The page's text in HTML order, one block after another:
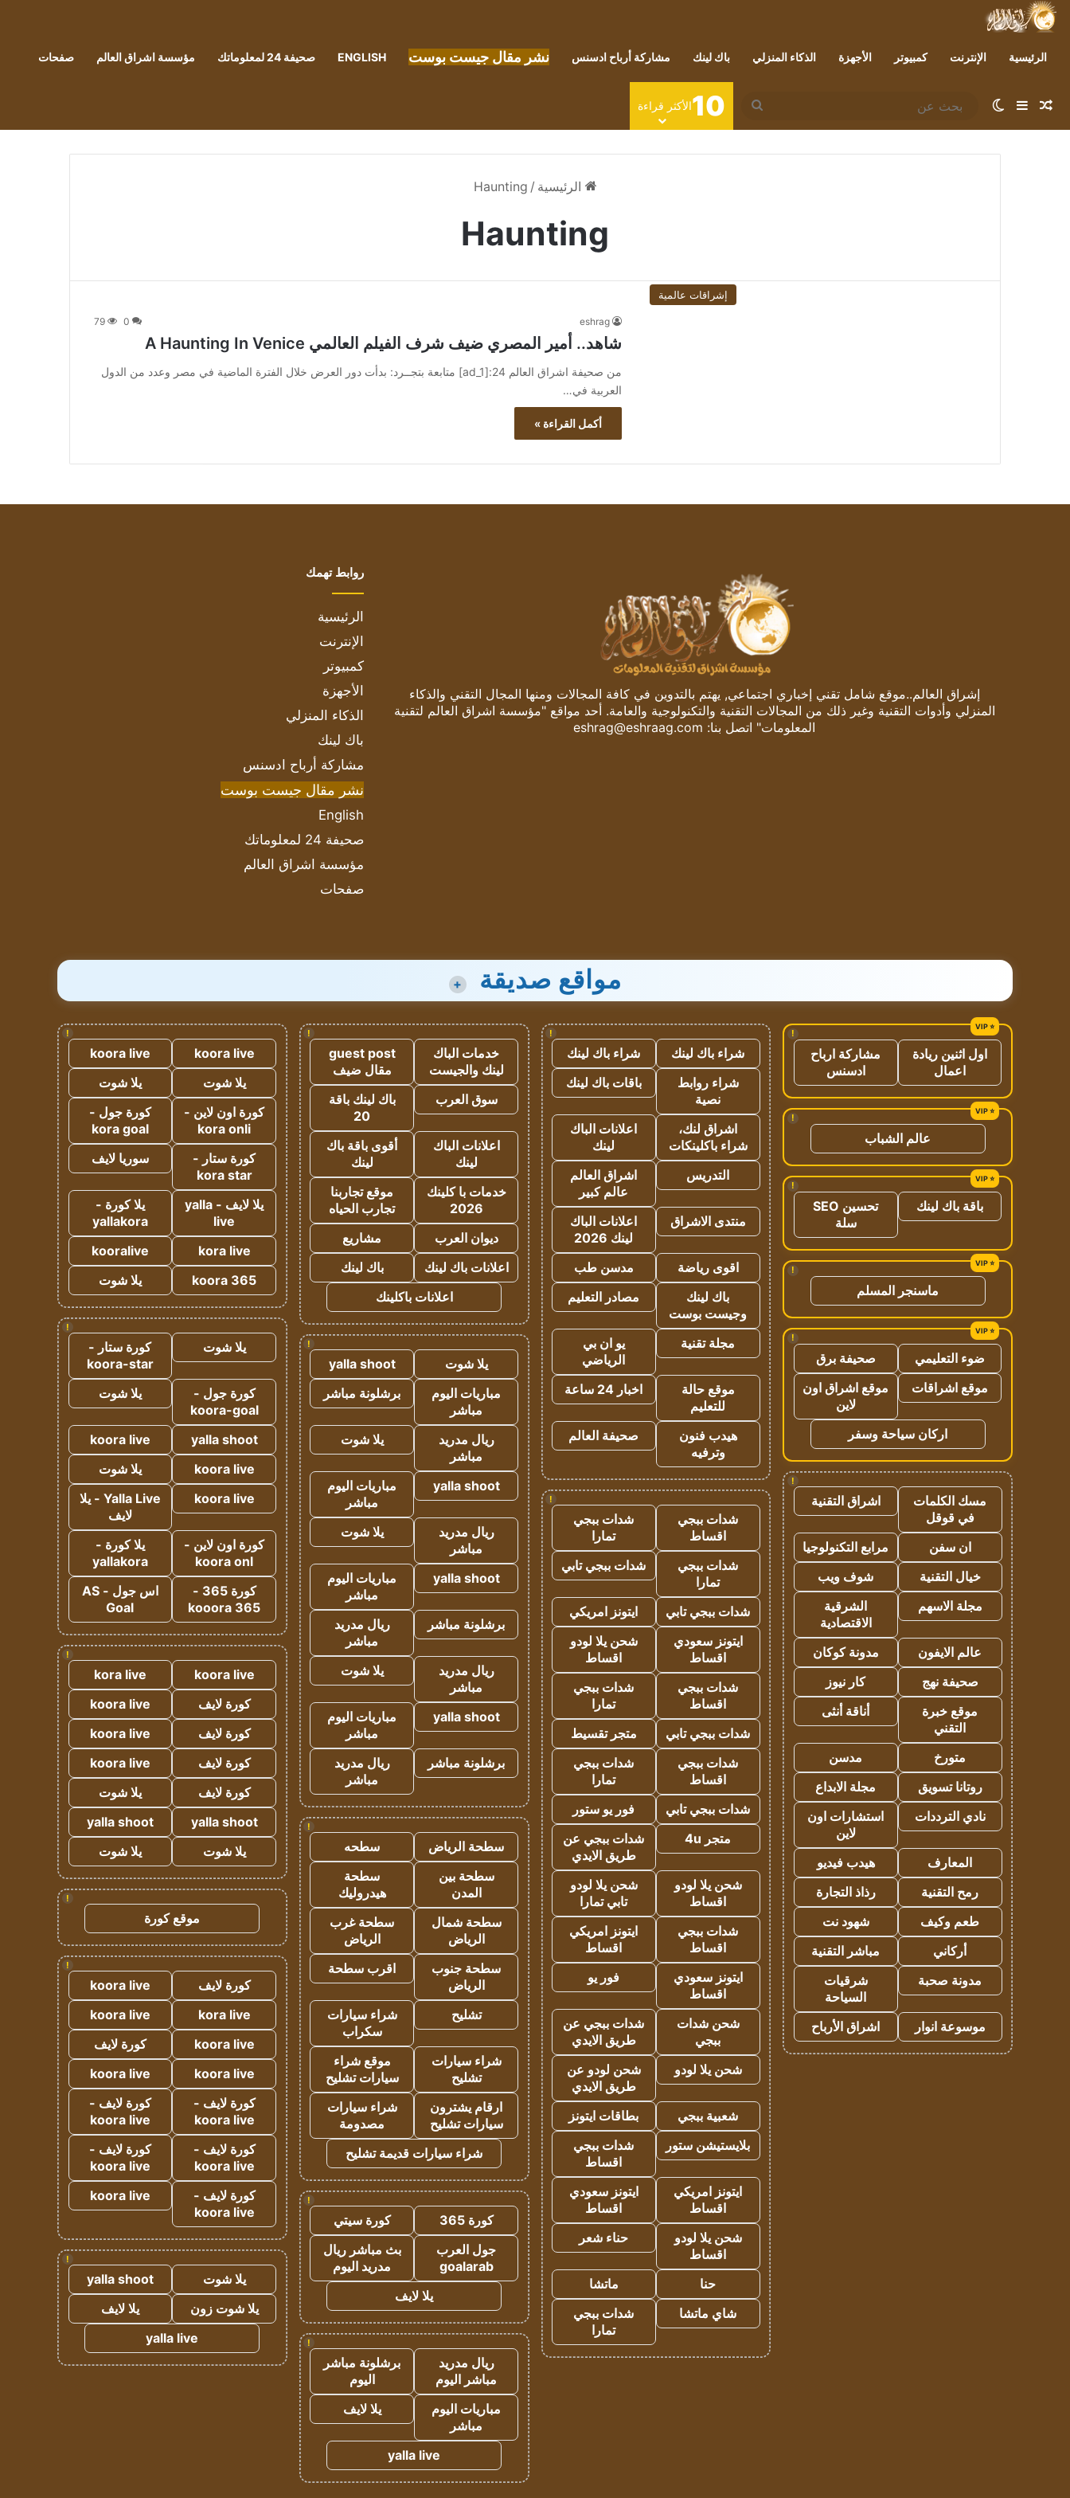
الرئيسية الإنترنت كمبيوتر الأجهزة الذكاء المنزلي باك لينك مشاركة أرباح ادسنس نشر مقال جيست بوست ENGLISH صحيفة 24 لمعلوماتك مؤسسة اشراق العالم صفحات
مقال عشوائي
إضافة عمود جانبي
الوضع المظلم
بحث
عن
10الأكثر قراءة
الرئيسية /
Haunting
Haunting
إشراقات عالمية
eshrag
0
79
شاهد.. أمير المصري ضيف شرف الفيلم العالمي A Haunting In Venice
من صحيفة اشراق العالم 24:[ad_1] متابعة بتجــرد: بدأت دور العرض خلال الفترة الماضية في مصر وعدد من الدول
العربية في…
أكمل القراءة »
إشراق العالم..موقع شامل تقني إخباري اجتماعي, يهتم بالتدوين في كافة المجالات ومنها المجال التقني والذكاء
المنزلي وأدوات التقنية وغير ذلك من المجالات التقنية والتكنولوجية والعامة. أحد مواقع "مؤسسة اشراق العالم لتقنية
المعلومات" اتصل بنا: eshrag@eshraag.com
روابط تهمك
الرئيسية
الإنترنت
كمبيوتر
الأجهزة
الذكاء المنزلي
باك لينك
مشاركة أرباح ادسنس
نشر مقال جيست بوست
English
صحيفة 24 لمعلوماتك
مؤسسة اشراق العالم
صفحات
مواقع صديقة +
!
اول اثنين ريادة
اعمال
مشاركة ارباح
ادسنس
!
عالم الشباب
!
باقة باك لينك
تحسين SEO
سلة
!
ماسنجر المسلم
!
ضوء التعليمي
صحيفة برق
موقع اشراقات
موقع اشراق اون
لاين
اركان سياحة وسفر
!
مسك الكلمات
في قوقل
اشراق التقنية
ان سفن
مرابع التكنولوجيا
خيال التقنية
شوف ويب
مجلة الاسهم
الشرقية
الاقتصادية
عالم الايفون
مدونة كوكان
صحيفة نهج
كار نيوز
موقع خبرة
التقني
أناقة أنثى
متورخ
مدسن
روتانا تسويق
مجلة الابداع
نادي الترددات
استشارات اون
لاين
المعارف
هيدب فيديو
رمح التقنية
رذاذ التجارة
طعم وكيف
شهود نت
أركاني
مباشر التقنية
مدونة صحبة
شرقيات
السياحة
موسوعة انوار
اشراق الأرباح
!
شراء باك لينك
شراء باك لينك
شراء روابط
نصية
باقات باك لينك
اشراق لنك،
شراء باكلينكات
اعلانات الباك
لينك
التدريس
اشراق العالم
عالم كبير
منتدى الاشراق
اعلانات الباك
لينك 2026
اقوى رياضة
مدسن طب
باك لينك
وجيست بوست
مصادر التعليم
مجلة تقنية
يو ان بي
الرياضي
موقع حالة
للتعليم
اخبار 24 ساعة
هيدب فنون
وترفيه
صحيفة العالم
!
شدات ببجي
اقساط
شدات ببجي
تمارا
شدات ببجي
تمارا
شدات ببجي تابي
شدات ببجي تابي
ايتونز امريكي
ايتونز سعودي
اقساط
شحن يلا لودو
اقساط
شدات ببجي
اقساط
شدات ببجي
تمارا
شدات ببجي تابي
متجر تقسيط
شدات ببجي
اقساط
شدات ببجي
تمارا
شدات ببجي تابي
فور يو ستور
متجر 4u
شدات ببجي عن
طريق الايدي
شحن يلا لودو
اقساط
شحن يلا لودو
تابي تمارا
شدات ببجي
اقساط
ايتونز امريكي
اقساط
ايتونز سعودي
اقساط
فور يو
شحن شدات
ببجي
شدات ببجي عن
طريق الايدي
شحن يلا لودو
شحن لودو عن
طريق الايدي
شعبية ببجي
بطاقات ايتونز
بلايستيشن ستور
شدات ببجي
اقساط
ايتونز امريكي
اقساط
ايتونز سعودي
اقساط
شحن يلا لودو
اقساط
حناء شعر
حنا
ماتشا
شاي ماتشا
شدات ببجي
تمارا
!
خدمات الباك
لينك والجيست
guest post
مقال ضيف
سوق العرب
باك لينك باقة
20
اعلانات الباك
لينك
أقوى باقة باك
لينك
خدمات با كلينك
2026
موقع تجاربنا
تجارب الحياه
ديوان العرب
مشاريع
اعلانات باك لينك
باك لينك
اعلانات باكلينك
!
يلا شوت
yalla shoot
مباريات اليوم
مباشر
برشلونة مباشر
ريال مدريد
مباشر
يلا شوت
yalla shoot
مباريات اليوم
مباشر
ريال مدريد
مباشر
يلا شوت
yalla shoot
مباريات اليوم
مباشر
برشلونة مباشر
ريال مدريد
مباشر
ريال مدريد
مباشر
يلا شوت
yalla shoot
مباريات اليوم
مباشر
برشلونة مباشر
ريال مدريد
مباشر
!
سطحة الرياض
سطحه
سطحة بين
المدن
سطحة
هيدروليك
سطحة شمال
الرياض
سطحة غرب
الرياض
سطحة جنوب
الرياض
اقرب سطحة
تشليح
شراء سيارات
سكراب
شراء سيارات
تشليح
موقع شراء
سيارات تشليح
ارقام يشترون
سيارات تشليح
شراء سيارات
مصدومة
شراء سيارات قديمة تشليح
!
كورة 365
كورة سيتي
جول العرب
goalarab
بث مباشر ريال
مدريد اليوم
يلا لايف
!
ريال مدريد
مباشر اليوم
برشلونة مباشر
اليوم
مباريات اليوم
مباشر
يلا لايف
yalla live
!
koora live
koora live
يلا شوت
يلا شوت
كورة اون لاين -
kora onli
كورة جول -
kora goal
كورة ستار -
kora star
سوريا لايف
يلا لايف - yalla
live
يلا كورة -
yallakora
kora live
kooralive
koora 365
يلا شوت
!
يلا شوت
كورة ستار -
koora-star
كورة جول -
koora-goal
يلا شوت
yalla shoot
koora live
koora live
يلا شوت
koora live
Yalla Live - يلا
لايف
كورة اون لاين -
koora onl
يلا كورة -
yallakora
كورة 365 -
kooora 365
اس جول - AS
Goal
!
koora live
kora live
كورة لايف
koora live
كورة لايف
koora live
كورة لايف
koora live
كورة لايف
يلا شوت
yalla shoot
yalla shoot
يلا شوت
يلا شوت
!
موقع كورة
!
كورة لايف
koora live
kora live
koora live
koora live
كورة لايف
koora live
koora live
كورة لايف -
koora live
كورة لايف -
koora live
كورة لايف -
koora live
كورة لايف -
koora live
كورة لايف -
koora live
koora live
!
يلا شوت
yalla shoot
يلا شوت زون
يلا لايف
yalla live